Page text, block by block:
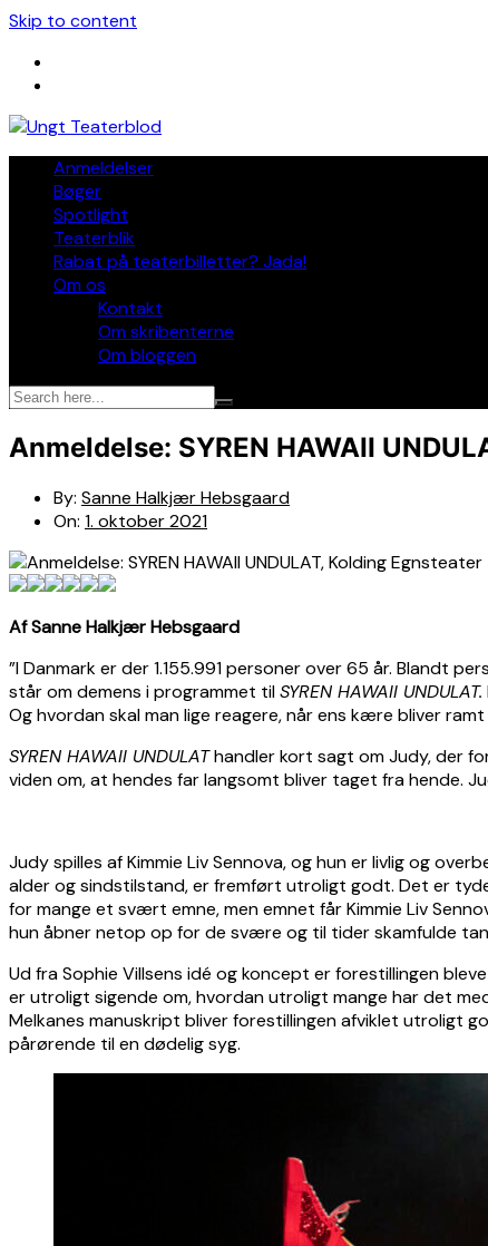
Skip to content
Anmeldelser
Bøger
Spotlight
Teaterblik
Rabat på teaterbilletter? Jada!
Om os
Kontakt
Om skribenterne
Om bloggen
Anmeldelse: SYREN HAWAII
By: Sanne Halkjær Hebsgaard
On: 1. oktober 2021
Af Sanne Halkjær Hebsgaard
”I Danmark er der 1.155.991 personer over 65 år. Blandt
står om demens i programmet tilSYREN HAWAII UNDULAT.
Og hvordan skal man lige reagere, når ens kære bliver
SYREN HAWAII UNDULAThandler kort sagt om Judy, der
viden om, at hendes far langsomt bliver taget fra hende.
Judy spilles af Kimmie Liv Sennova, og hun er livlig og
alder og sindstilstand, er fremført utroligt godt. Det er
for mange et svært emne, men emnet får Kimmie Liv
hun åbner netop op for de svære og til tider skamfulde
Ud fra Sophie Villsens idé og koncept er forestillingen
er utroligt sigende om, hvordan utroligt mange har det
Melkanes manuskript bliver forestillingen afviklet utroligt
pårørende til en dødelig syg.